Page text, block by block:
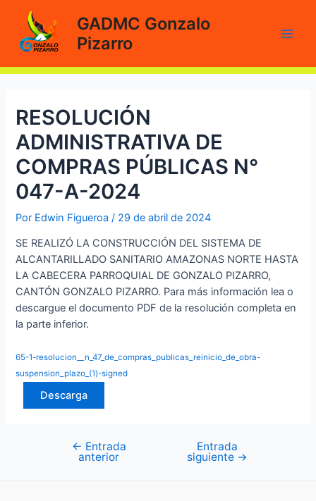
contenido
GADMC Gonzalo
Pizarro
RESOLUCIÓN
ADMINISTRATIVA DE
COMPRAS PÚBLICAS N°
047-A-2024
Por Edwin Figueroa/ 29 de abril de 2024
SE REALIZÓ LA CONSTRUCCIÓN DEL SISTEMA DE
ALCANTARILLADO SANITARIO AMAZONAS NORTE HASTA
LA CABECERA PARROQUIAL DE GONZALO PIZARRO,
CANTÓN GONZALO PIZARRO. Para más información lea o
descargue el documento PDF de la resolución completa en
la parte inferior.
65-1-resolucion__n_47_de_compras_publicas_reinicio_de_obra-
suspension_plazo_(1)-signed
Descarga
Navegación
← Entrada
anterior
Entrada
siguiente →